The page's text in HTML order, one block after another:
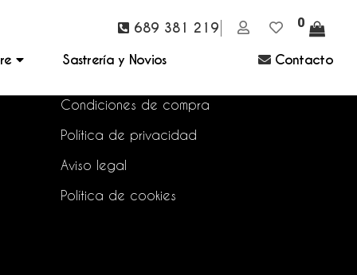
Sastrería y Novios Contacto
689 381 219
Condiciones de compra
Política de privacidad
Aviso legal
Política de cookies
0